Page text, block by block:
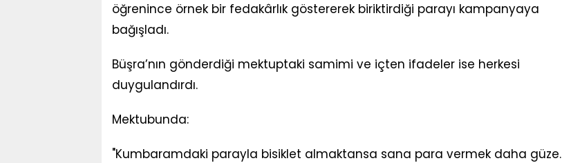
öğrenince örnek bir fedakârlık göstererek biriktirdiği parayı kampanyaya
bağışladı.
Büşra’nın gönderdiği mektuptaki samimi ve içten ifadeler ise herkesi
duygulandırdı.
Mektubunda:
"Kumbaramdaki parayla bisiklet almaktansa sana para vermek daha güze.